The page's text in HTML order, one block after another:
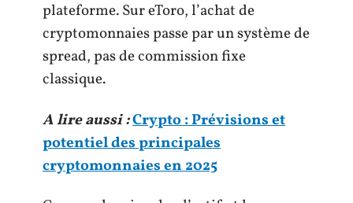
plateforme. Sur eToro, l’achat de
cryptomonnaies passe par un système de
spread, pas de commission fixe
classique.
A lire aussi :Crypto : Prévisions et
potentiel des principales
cryptomonnaies en 2025